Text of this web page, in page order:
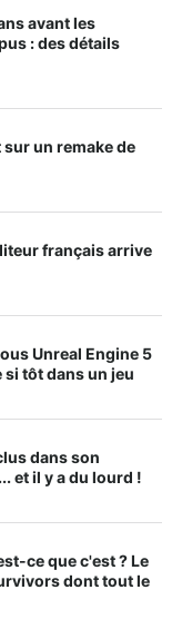
avant les
: des détails
un remake de
français arrive
Unreal Engine 5
si tôt dans un jeu
dans son
et il y a du lourd !
ce que c'est ? Le
dont tout le